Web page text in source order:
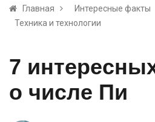
Главная
Интересные факты
Техника и технологии
7
о числе Пи